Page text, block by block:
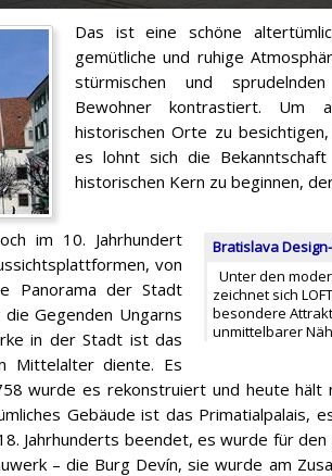
Das ist eine schöne
gemütliche und ruhige
stürmischen und
Bewohner kontrastiert. Um
historischen Orte zu
es lohnt sich die
historischen Kern zu beginnen,
Bratislava
Unter den
zeichnet sich
besondere
unmittelbarer
im 10. Jahrhundert
von
Panorama der Stadt
Gegenden Ungarns
in der Stadt ist das
Mittelalter diente. Es
wurde es rekonstruiert und heute
Gebäude ist das Primatialpalais,
Jahrhunderts beendet, es wurde für
– die Burg Devín, sie wurde am